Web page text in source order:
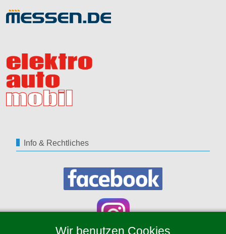
Info & Rechtliches
Wir benutzen Cookies